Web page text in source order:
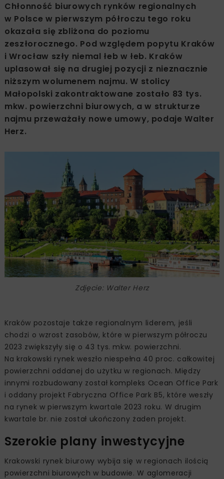
Chłonność biurowych rynków regionalnych
w Polsce w pierwszym półroczu tego roku
okazała się zbliżona do poziomu
zeszłorocznego. Pod względem popytu Kraków
i Wrocław szły niemal łeb w łeb. Kraków
uplasował się na drugiej pozycji z nieznacznie
niższym wolumenem najmu. W stolicy
Małopolski zakontraktowane zostało 83 tys.
mkw. powierzchni biurowych, a w strukturze
najmu przeważały nowe umowy, podaje Walter
Herz.
Zdjęcie: Walter Herz
Kraków pozostaje także regionalnym liderem, jeśli
chodzi o wzrost zasobów, które w pierwszym półroczu
2023 zwiększyły się o 43 tys. mkw. powierzchni.
Na krakowski rynek weszło niespełna 40 proc. całkowitej
powierzchni oddanej do użytku w regionach. Między
innymi rozbudowany został kompleks Ocean Office Park
i oddany projekt Fabryczna Office Park B5, które weszły
na rynek w pierwszym kwartale 2023 roku. W drugim
kwartale br. nie został ukończony żaden projekt.
Szerokie plany inwestycyjne
Krakowski rynek biurowy wybija się w regionach ilością
powierzchni biurowych w budowie. W aglomeracji